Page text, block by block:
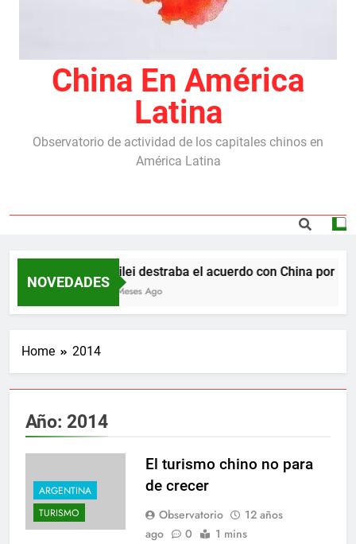
China En América
Latina
Observatorio de actividad de los capitales chinos en
América Latina
NOVEDADES
Milei destraba el acuerdo con China por las
5 Meses Ago
Home 2014
Año: 2014
ARGENTINA
TURISMO
El turismo chino no para
de crecer
Observatorio
12 años
ago
0 1 mins